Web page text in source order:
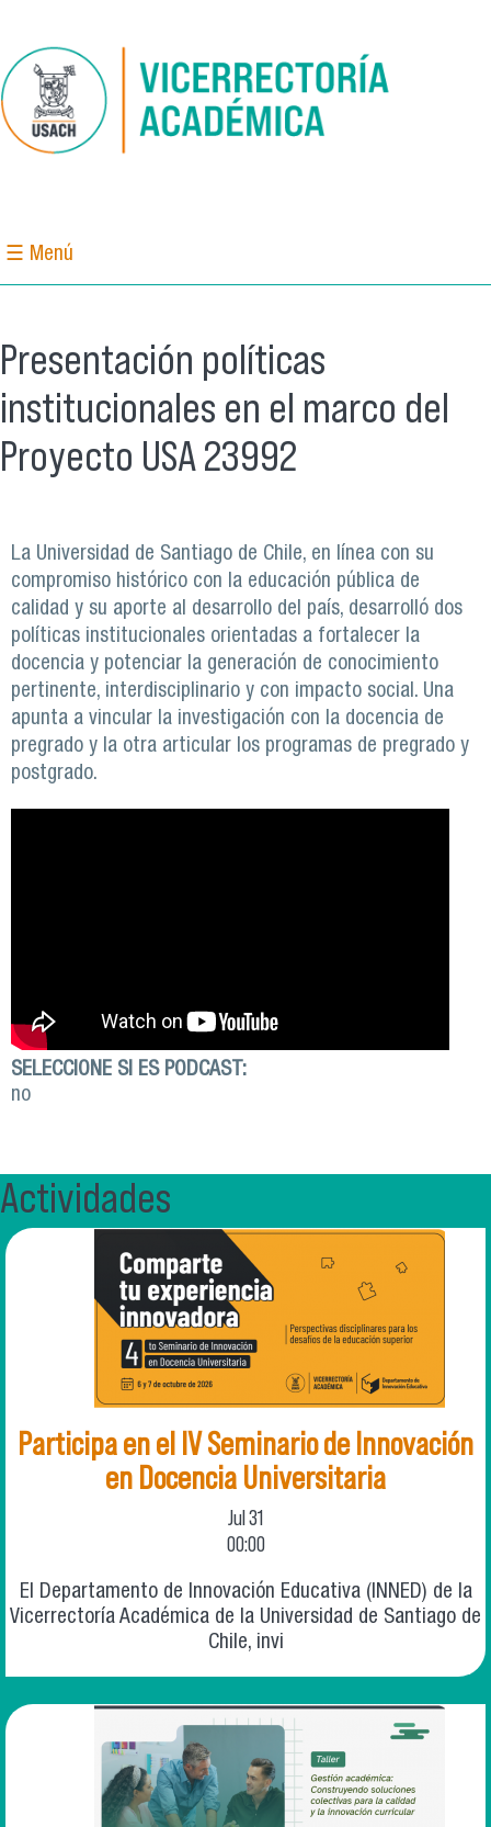
☰ Menú
Presentación políticas
institucionales en el marco del
Proyecto USA 23992
La Universidad de Santiago de Chile, en línea con su
compromiso histórico con la educación pública de
calidad y su aporte al desarrollo del país, desarrolló dos
políticas institucionales orientadas a fortalecer la
docencia y potenciar la generación de conocimiento
pertinente, interdisciplinario y con impacto social. Una
apunta a vincular la investigación con la docencia de
pregrado y la otra articular los programas de pregrado y
postgrado.
SELECCIONE SI ES PODCAST:
no
Actividades
Participa en el IV Seminario de Innovación
en Docencia Universitaria
Jul31
00:00
El Departamento de Innovación Educativa (INNED) de la
Vicerrectoría Académica de la Universidad de Santiago de
Chile, invi